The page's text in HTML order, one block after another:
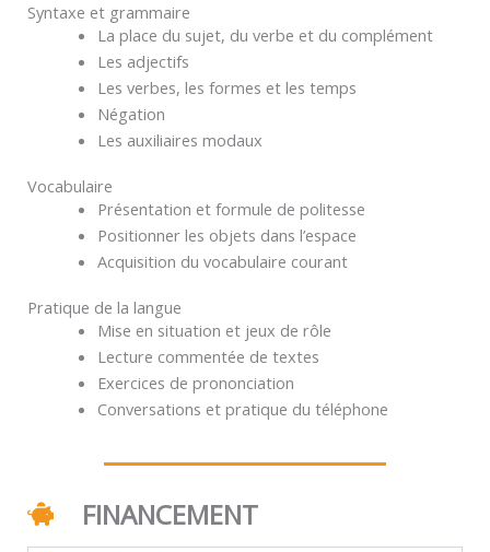
Syntaxe et grammaire
La place du sujet, du verbe et du complément
Les adjectifs
Les verbes, les formes et les temps
Négation
Les auxiliaires modaux
Vocabulaire
Présentation et formule de politesse
Positionner les objets dans l’espace
Acquisition du vocabulaire courant
Pratique de la langue
Mise en situation et jeux de rôle
Lecture commentée de textes
Exercices de prononciation
Conversations et pratique du téléphone
FINANCEMENT